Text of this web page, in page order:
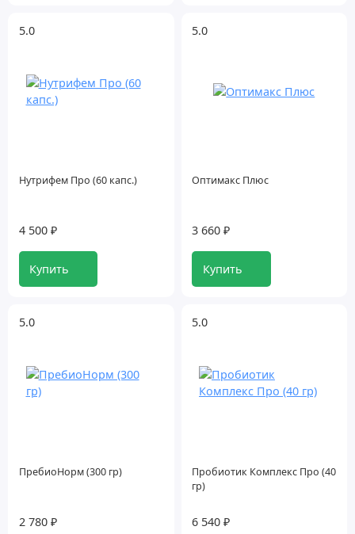
5.0
Нутрифем Про (60 капс.)
4 500 ₽
Купить
5.0
Оптимакс Плюс
3 660 ₽
Купить
5.0
ПребиоНорм (300 гр)
2 780 ₽
5.0
Пробиотик Комплекс Про (40
гр)
6 540 ₽